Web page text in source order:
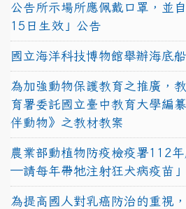
公告所示場所應佩戴口罩，並
15日生效」公告
國立海洋科技博物館舉辦海底
為加強動物保護教育之推廣，
育署委託國立臺中教育大學編
伴動物》之教材教案
農業部動植物防疫檢疫署112
—請每年帶牠注射狂犬病疫苗
為提高國人對乳癌防治的重視